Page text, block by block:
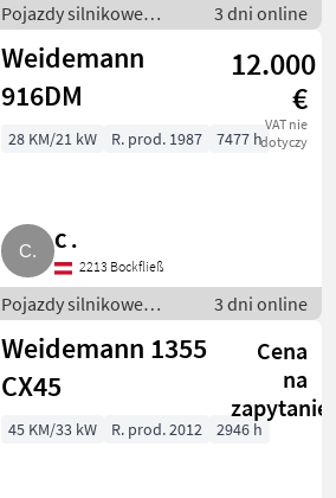
Pojazdy silnikowe
rolnicze / Ładowarki
rolnicze
3 dni online
Weidemann
916DM
12.000
€
VAT nie
dotyczy
28 KM/21 kW R. prod. 1987 7477 h
C .
2213 Bockfließ
Pojazdy silnikowe
rolnicze / Ładowarki
rolnicze
3 dni online
Weidemann 1355
CX45
Cena
na
zapytanie
45 KM/33 kW R. prod. 2012 2946 h